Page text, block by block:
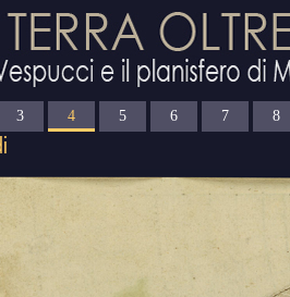
3 4 5 6 7 8